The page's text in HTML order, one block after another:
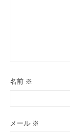
名前 ※
メール ※